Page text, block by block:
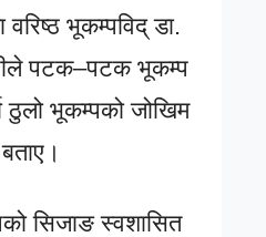
भूकम्पविद् डा.
पटक–पटक भूकम्प
ठुलो भूकम्पको जोखिम
सिजाङ स्वशासित